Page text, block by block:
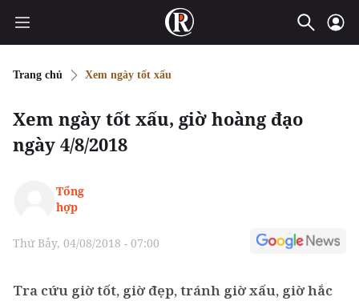
Trang chủ Xem ngày tốt xấu
Xem ngày tốt xấu, giờ hoàng đạo
ngày 4/8/2018
Tổng
hợp
Thứ Bảy, 04/08/2018 - 07:00
Tra cứu giờ tốt, giờ đẹp, tránh giờ xấu, giờ hắc